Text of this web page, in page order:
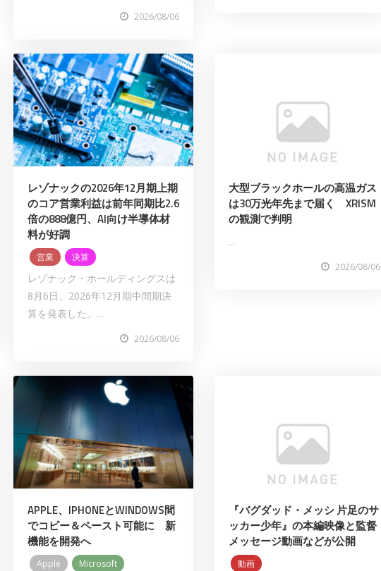
2026/08/06
レゾナックの2026年12月期上期
のコア営業利益は前年同期比2.6
倍の888億円、AI向け半導体材
料が好調
営業 決算
レゾナック・ホールディングスは
8月6日、2026年12月期中間期決
算を発表した。...
2026/08/06
大型ブラックホールの高温ガス
は30万光年先まで届く XRISM
の観測で判明
...
2026/08/06
APPLE、IPHONEとWINDOWS間
でコピー＆ペースト可能に 新
機能を開発へ
Apple Microsoft
『バグダッド・メッシ 片足のサ
ッカー少年』の本編映像と監督
メッセージ動画などが公開
動画